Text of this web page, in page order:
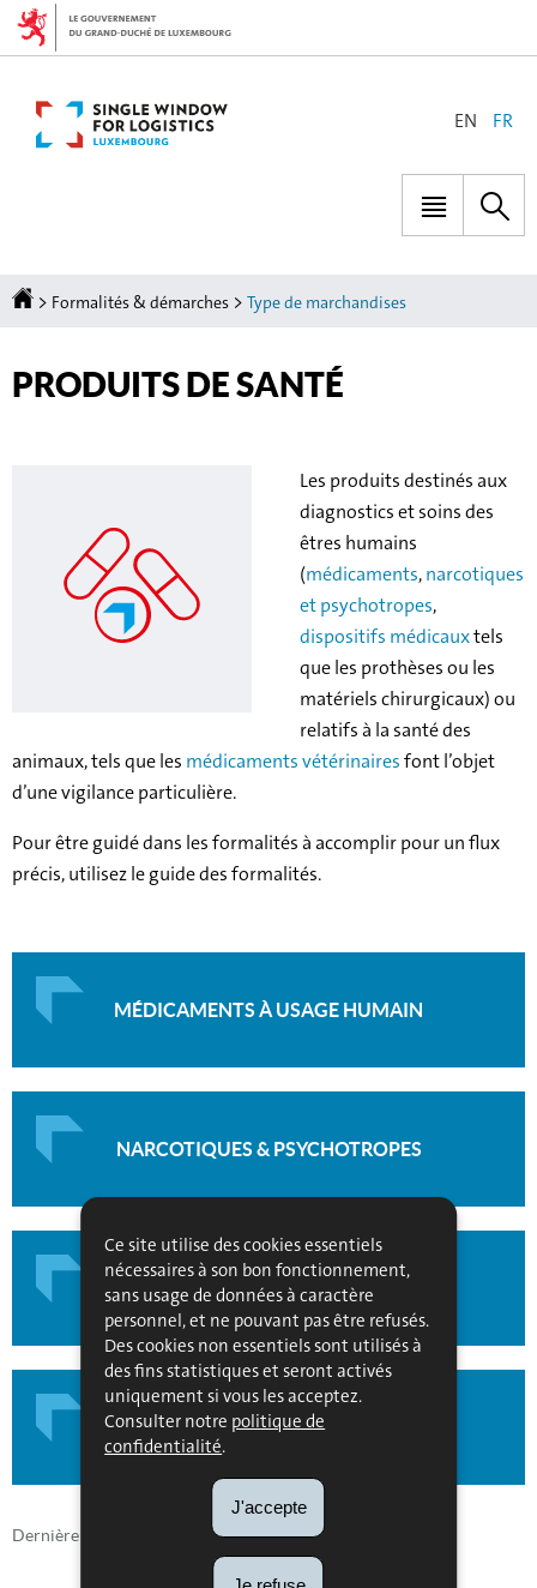
Ce site utilise des cookies essentiels
nécessaires à son bon fonctionnement,
sans usage de données à caractère
personnel, et ne pouvant pas être refusés.
Des cookies non essentiels sont utilisés à
des fins statistiques et seront activés
uniquement si vous les acceptez.
Consulter notre politique de
confidentialité.
J'accepte
Aller
Aller
EN FR
Accueil
> Formalités & démarches > Type de marchandises
PRODUITS DE SANTÉ
Les produits destinés aux
diagnostics et soins des
êtres humains
(médicaments,narcotiques
et psychotropes,
dispositifs médicauxtels
que les prothèses ou les
matériels chirurgicaux) ou
relatifs à la santé des
animaux, tels que les médicaments vétérinairesfont l’objet
d’une vigilance particulière.
Pour être guidé dans les formalités à accomplir pour un flux
précis, utilisez le guide des formalités.
MÉDICAMENTS À USAGE HUMAIN
NARCOTIQUES & PSYCHOTROPES
DISPOSITIFS MÉDICAUX
MÉDICAMENTS VÉTÉRINAIRES
Dernière mise à jour 02/03/2018